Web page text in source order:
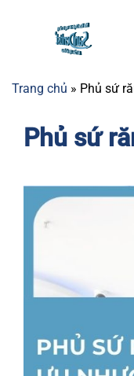
Trang chủ » Phủ sứ
Phủ sứ